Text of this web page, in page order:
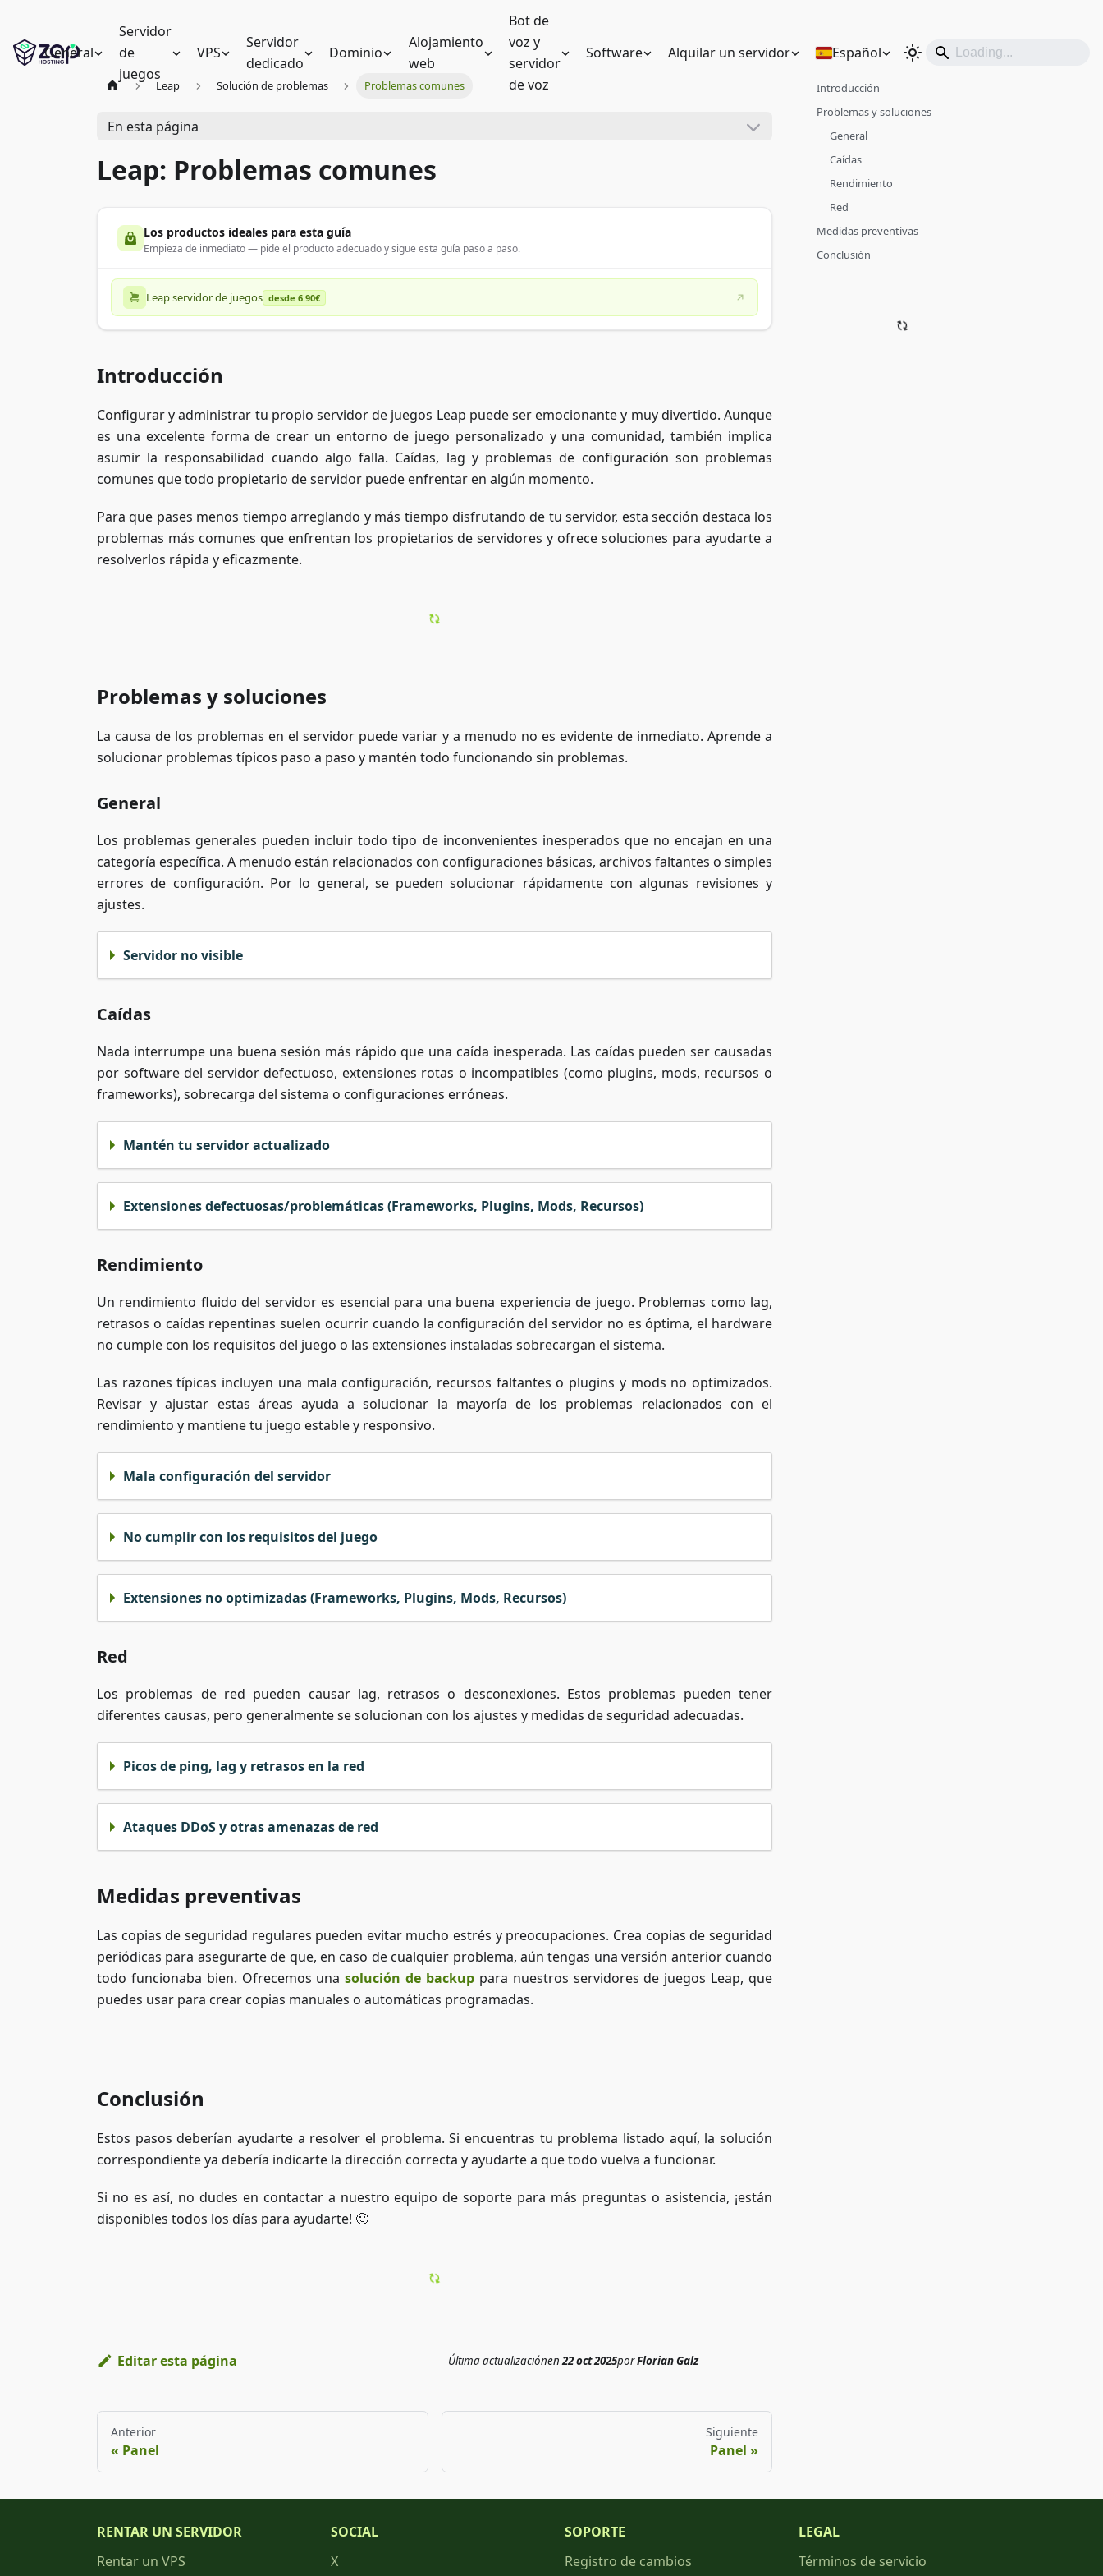
General
Servidor
de
juegos
VPS
Servidor
dedicado
Dominio
Alojamiento
web
Bot de
voz y
servidor
de voz
Software Alquilar un servidor Español
Leap Solución de problemas Problemas comunes
En esta página
Leap: Problemas comunes
Los productos ideales para esta guía
Empieza de inmediato — pide el producto adecuado y sigue esta guía paso a paso.
Leap servidor de juegos desde 6.90€
Introducción
Configurar y administrar tu propio servidor de juegos Leap puede ser emocionante y muy divertido. Aunque
es una excelente forma de crear un entorno de juego personalizado y una comunidad, también implica
asumir la responsabilidad cuando algo falla. Caídas, lag y problemas de configuración son problemas
comunes que todo propietario de servidor puede enfrentar en algún momento.
Para que pases menos tiempo arreglando y más tiempo disfrutando de tu servidor, esta sección destaca los
problemas más comunes que enfrentan los propietarios de servidores y ofrece soluciones para ayudarte a
resolverlos rápida y eficazmente.
Problemas y soluciones
La causa de los problemas en el servidor puede variar y a menudo no es evidente de inmediato. Aprende a
solucionar problemas típicos paso a paso y mantén todo funcionando sin problemas.
General
Los problemas generales pueden incluir todo tipo de inconvenientes inesperados que no encajan en una
categoría específica. A menudo están relacionados con configuraciones básicas, archivos faltantes o simples
errores de configuración. Por lo general, se pueden solucionar rápidamente con algunas revisiones y
ajustes.
Servidor no visible
Caídas
Nada interrumpe una buena sesión más rápido que una caída inesperada. Las caídas pueden ser causadas
por software del servidor defectuoso, extensiones rotas o incompatibles (como plugins, mods, recursos o
frameworks), sobrecarga del sistema o configuraciones erróneas.
Mantén tu servidor actualizado
Extensiones defectuosas/problemáticas (Frameworks, Plugins, Mods, Recursos)
Rendimiento
Un rendimiento fluido del servidor es esencial para una buena experiencia de juego. Problemas como lag,
retrasos o caídas repentinas suelen ocurrir cuando la configuración del servidor no es óptima, el hardware
no cumple con los requisitos del juego o las extensiones instaladas sobrecargan el sistema.
Las razones típicas incluyen una mala configuración, recursos faltantes o plugins y mods no optimizados.
Revisar y ajustar estas áreas ayuda a solucionar la mayoría de los problemas relacionados con el
rendimiento y mantiene tu juego estable y responsivo.
Mala configuración del servidor
No cumplir con los requisitos del juego
Extensiones no optimizadas (Frameworks, Plugins, Mods, Recursos)
Red
Los problemas de red pueden causar lag, retrasos o desconexiones. Estos problemas pueden tener
diferentes causas, pero generalmente se solucionan con los ajustes y medidas de seguridad adecuadas.
Picos de ping, lag y retrasos en la red
Ataques DDoS y otras amenazas de red
Medidas preventivas
Las copias de seguridad regulares pueden evitar mucho estrés y preocupaciones. Crea copias de seguridad
periódicas para asegurarte de que, en caso de cualquier problema, aún tengas una versión anterior cuando
todo funcionaba bien. Ofrecemos unasolución de backup para nuestros servidores de juegos Leap, que
puedes usar para crear copias manuales o automáticas programadas.
Conclusión
Estos pasos deberían ayudarte a resolver el problema. Si encuentras tu problema listado aquí, la solución
correspondiente ya debería indicarte la dirección correcta y ayudarte a que todo vuelva a funcionar.
Si no es así, no dudes en contactar a nuestro equipo de soporte para más preguntas o asistencia, ¡están
disponibles todos los días para ayudarte! 🙂
Editar esta página Última actualizaciónen22 oct 2025porFlorian Galz
Anterior
Panel
Siguiente
Panel
Introducción
Problemas y soluciones
General
Caídas
Rendimiento
Red
Medidas preventivas
Conclusión
RENTAR UN SERVIDOR
Rentar un VPS
SOCIAL
X
SOPORTE
Registro de cambios
LEGAL
Términos de servicio